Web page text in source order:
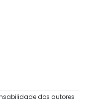
dos autores